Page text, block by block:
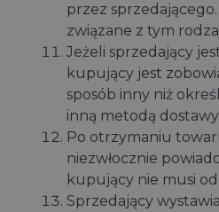
przez
związane z tym
Jeżeli sprzedający
kupujący jest
sposób inny niż
inną metodą dostawy.
Po otrzymaniu
niezwłocznie
kupujący nie musi
Sprzedający